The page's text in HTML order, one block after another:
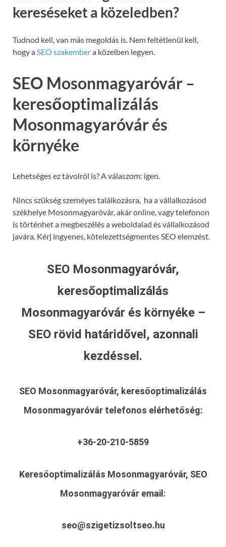
kereséseket a közeledben?
Tudnod kell, van más megoldás is. Nem feltétlenül kell,
hogy aSEO szakembera közelben legyen.
SEO Mosonmagyaróvár –
keresőoptimalizálás
Mosonmagyaróvár és
környéke
Lehetséges ez távolról is? A válaszom: igen.
Nincs szükség szeméyes találkozásra, ha a vállalkozásod
székhelye Mosonmagyaróvár, akár online, vagy telefonon
is történhet a megbeszélés a weboldalad és vállalkozásod
javára. Kérj ingyenes, kötelezettségmentes SEO elemzést.
SEO Mosonmagyaróvár,
keresőoptimalizálás
Mosonmagyaróvár és környéke –
SEO rövid határidővel, azonnali
kezdéssel.
SEO Mosonmagyaróvár, keresőoptimalizálás
Mosonmagyaróvár telefonos elérhetőség:
+36-20-210-5859
Keresőoptimalizálás Mosonmagyaróvár, SEO
Mosonmagyaróvár email:
seo@szigetizsoltseo.hu